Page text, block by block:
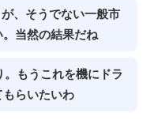
、そうでない一般市
当然の結果だね
もうこれを機にドラ
らいたいわ